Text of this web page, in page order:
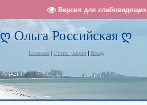
Версия для слабовидящих
ღ Ольга Российская ღ
Главная | Регистрация | Вход